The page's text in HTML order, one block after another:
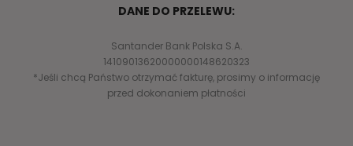
DANE DO PRZELEWU:
Santander Bank Polska S.A.
14109013620000000148620323
*Jeśli chcą Państwo otrzymać fakturę, prosimy o informację
przed dokonaniem płatności